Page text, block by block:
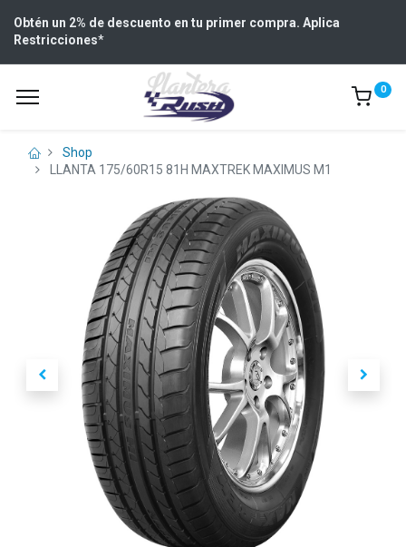
Obtén un 2% de descuento en tu primer compra. Aplica
Restricciones*
0
Shop
LLANTA 175/60R15 81H MAXTREK MAXIMUS M1